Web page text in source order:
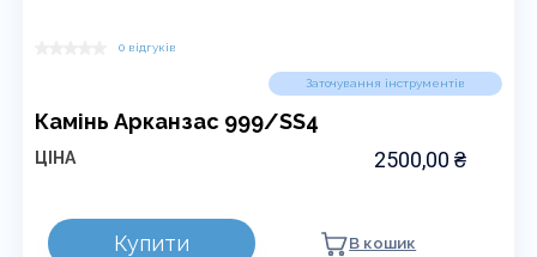
0 відгуків
Камінь Арканзас 999/SS4
Заточування інструментів
ЦІНА 2500,00 ₴
Купити В кошик